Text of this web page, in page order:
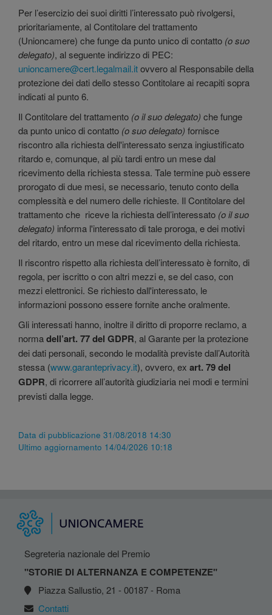
Per l’esercizio dei suoi diritti l’interessato può rivolgersi,
prioritariamente, al Contitolare del trattamento
(Unioncamere) che funge da punto unico di contatto (o suo
delegato), al seguente indirizzo di PEC:
unioncamere@cert.legalmail.itovvero al Responsabile della
protezione dei dati dello stesso Contitolare ai recapiti sopra
indicati al punto 6.
Il Contitolare del trattamento (o il suo delegato) che funge
da punto unico di contatto (o suo delegato) fornisce
riscontro alla richiesta dell'interessato senza ingiustificato
ritardo e, comunque, al più tardi entro un mese dal
ricevimento della richiesta stessa. Tale termine può essere
prorogato di due mesi, se necessario, tenuto conto della
complessità e del numero delle richieste. Il Contitolare del
trattamento che riceve la richiesta dell’interessato (o il suo
delegato) informa l'interessato di tale proroga, e dei motivi
del ritardo, entro un mese dal ricevimento della richiesta.
Il riscontro rispetto alla richiesta dell’interessato è fornito, di
regola, per iscritto o con altri mezzi e, se del caso, con
mezzi elettronici. Se richiesto dall'interessato, le
informazioni possono essere fornite anche oralmente.
Gli interessati hanno, inoltre il diritto di proporre reclamo, a
normadell’art. 77 del GDPR, al Garante per la protezione
dei dati personali, secondo le modalità previste dall’Autorità
stessa (www.garanteprivacy.it), ovvero, ex art. 79 del
GDPR, di ricorrere all’autorità giudiziaria nei modi e termini
previsti dalla legge.
Data di pubblicazione 31/08/2018 14:30
Ultimo aggiornamento 14/04/2026 10:18
Segreteria nazionale del Premio
"STORIE DI ALTERNANZA E COMPETENZE"
Piazza Sallustio, 21 - 00187 - Roma
Contatti